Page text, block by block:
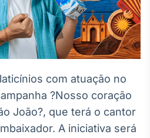
personalizados
Broadcast
OTC
Plataforma para
ativos
com atuação no
?Nosso coração
João?, que terá o cantor
A iniciativa será